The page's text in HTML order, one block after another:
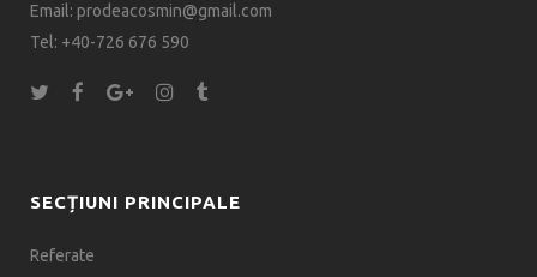
Email: prodeacosmin@gmail.com
Tel: +40-726 676 590
SECȚIUNI PRINCIPALE
Referate